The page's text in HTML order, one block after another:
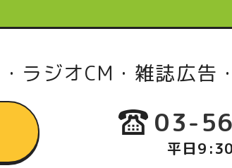
ラジオCM・雑誌広告
03-
平日